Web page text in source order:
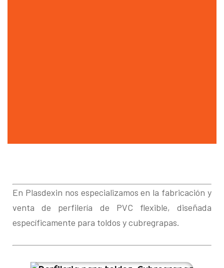
En Plasdexin nos especializamos en la fabricación y
venta de perfilería de PVC flexible, diseñada
específicamente para toldos y cubregrapas.